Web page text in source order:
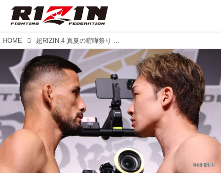
HOME 超RIZIN.4 真夏の喧嘩祭り 計量結果のお知らせ